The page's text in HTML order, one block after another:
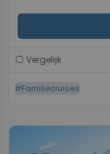
Vergelijk
#Familiecruises